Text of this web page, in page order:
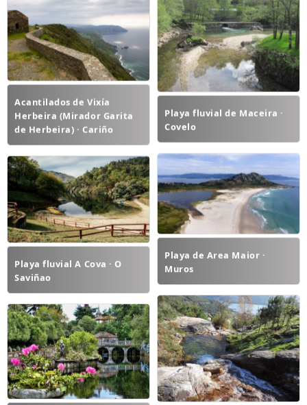
Playa fluvial de Maceira ·
Covelo
Acantilados de Vixía
Herbeira (Mirador Garita
de Herbeira) · Cariño
Playa de Area Maior ·
Muros
Playa fluvial A Cova · O
Saviñao